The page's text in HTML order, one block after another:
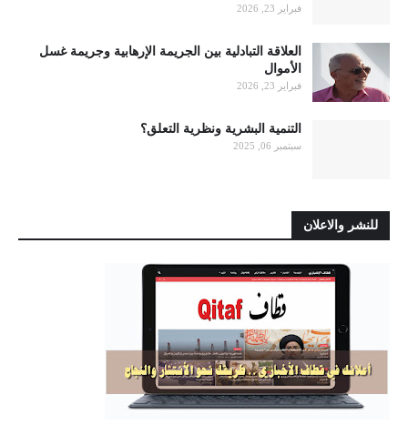
فبراير 23, 2026
العلاقة التبادلية بين الجريمة الإرهابية وجريمة غسل
الأموال
فبراير 23, 2026
التنمية البشرية ونظرية التعلق؟
سبتمبر 06, 2025
للنشر والاعلان